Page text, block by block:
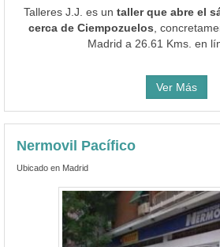
Talleres J.J. es un taller que abre el
cerca de Ciempozuelos ,
Madrid a 26.61 Kms. en
Ver Más
Nermovil Pacífico
Ubicado en Madrid